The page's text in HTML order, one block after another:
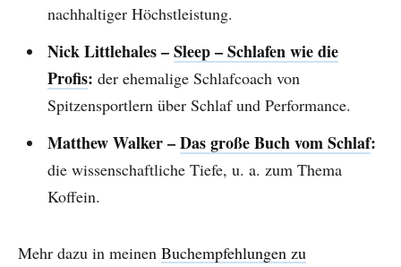
nachhaltiger Höchstleistung.
Nick Littlehales –Sleep – Schlafen wie die
Profis: der ehemalige Schlafcoach von
Spitzensportlern über Schlaf und Performance.
Matthew Walker –Das große Buch vom Schlaf:
die wissenschaftliche Tiefe, u. a. zum Thema
Koffein.
Mehr dazu in meinen Buchempfehlungen zu